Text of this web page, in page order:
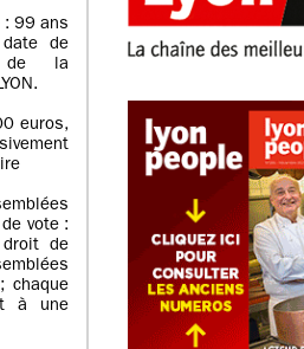
: 99 ans
de
de la
euros,
vote :
de
chaque
à une